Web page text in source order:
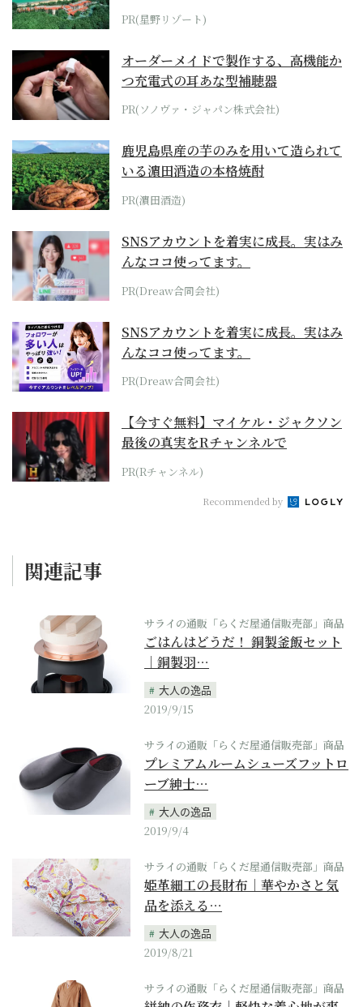
ホテル by...
PR(星野リゾート)
オーダーメイドで製作する、高機能か
つ充電式の耳あな型補聴器
PR(ソノヴァ・ジャパン株式会社)
鹿児島県産の芋のみを用いて造られて
いる濵田酒造の本格焼酎
PR(濵田酒造)
SNSアカウントを着実に成長。実はみ
んなココ使ってます。
PR(Dreaw合同会社)
SNSアカウントを着実に成長。実はみ
んなココ使ってます。
PR(Dreaw合同会社)
【今すぐ無料】マイケル・ジャクソン
最後の真実をRチャンネルで
PR(Rチャンネル)
Recommended by
関連記事
サライの通販「らくだ屋通信販売部」商品
ごはんはどうだ！ 銅製釜飯セット
｜銅製羽…
大人の逸品
2019/9/15
サライの通販「らくだ屋通信販売部」商品
プレミアムルームシューズフットロ
ーブ紳士…
大人の逸品
2019/9/4
サライの通販「らくだ屋通信販売部」商品
姫革細工の長財布｜華やかさと気
品を添える…
大人の逸品
2019/8/21
サライの通販「らくだ屋通信販売部」商品